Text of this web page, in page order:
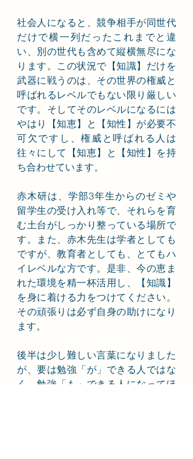
社会人になると、競争相手が同世代
だけで横一列だったこれまでと違
い、別の世代も含めて縦横無尽にな
ります。この状況で【知識】だけを
武器に戦うのは、その世界の権威と
呼ばれるレベルでもない限り厳しい
です。そしてそのレベルになるには
やはり【知恵】と【知性】が必要不
可欠ですし、権威と呼ばれる人は
往々にして【知恵】と【知性】を持
ち合わせています。
赤木研は、学部3年生からのゼミや
留学生の受け入れ等で、それらを育
む土台がしっかり整っている場所で
す。また、赤木先生は学者としても
ですが、教育者としても、とてもハ
イレベルな方です。是非、今の恵ま
れた環境を精一杯活用し、【知識】
を身に着ける力をつけてください。
その頑張りは必ず自身の助けになり
ます。
後半は少し難しい言葉になりました
が、要は勉強「が」できる人ではな
く、勉強「も」できる人になってほ